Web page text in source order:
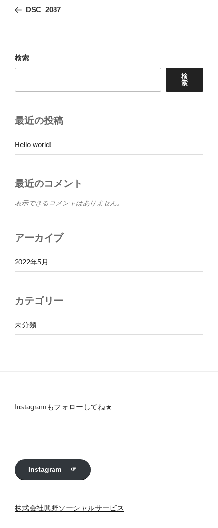
ナ
ー
シ
の
DSC_2087
検索
検
索
最近の投稿
Hello world!
最近のコメント
表示できるコメントはありません。
アーカイブ
2022年5月
カテゴリー
未分類
Instagramもフォローしてね★
Instagram ☞
株式会社興野ソーシャルサービス